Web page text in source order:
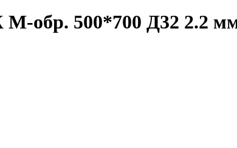
обр. 500*700 Д32 2.2